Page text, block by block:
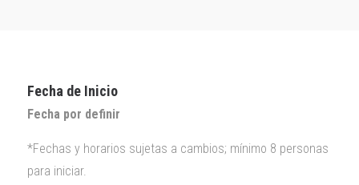
Fecha de Inicio
Fecha por definir
*Fechas y horarios sujetas a cambios; mínimo 8 personas
para iniciar.